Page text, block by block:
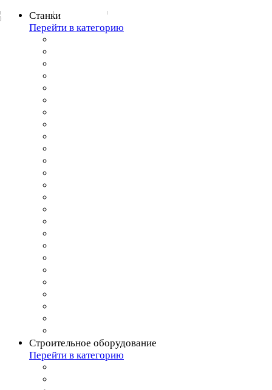
Станки
Перейти в категорию
Строительное оборудование
Перейти в категорию